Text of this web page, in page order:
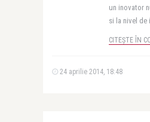
un inovator
si la nivel de
CITEȘTE ÎN
24 aprilie 2014, 18:48